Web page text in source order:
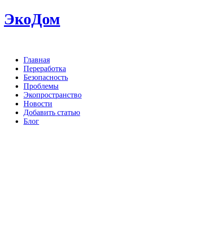
ЭкоДом
Главная
Переработка
Безопасность
Проблемы
Экопространство
Новости
Добавить статью
Блог